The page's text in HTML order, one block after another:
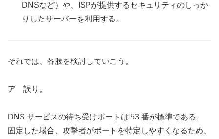
DNSなど）や、ISPが提供するセキュリティのしっか
りしたサーバーを利用する。
それでは、各肢を検討していこう。
ア 誤り。
DNS サービスの待ち受けポートは 53 番が標準である。
固定した場合、攻撃者がポートを特定しやすくなるため、